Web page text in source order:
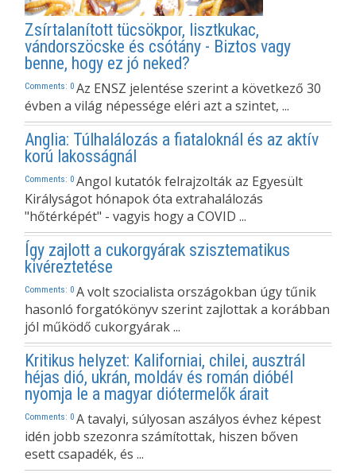
Zsírtalanított tücsökpor, lisztkukac,
vándorszöcske és csótány - Biztos vagy
benne, hogy ez jó neked?
Comments: 0 Az ENSZ jelentése szerint a következő 30
évben a világ népessége eléri azt a szintet, ...
Anglia: Túlhalálozás a fiataloknál és az aktív
korú lakosságnál
Comments: 0 Angol kutatók felrajzolták az Egyesült
Királyságot hónapok óta extrahalálozás
"hőtérképét" - vagyis hogy a COVID ...
Így zajlott a cukorgyárak szisztematikus
kivéreztetése
Comments: 0 A volt szocialista országokban úgy tűnik
hasonló forgatókönyv szerint zajlottak a korábban
jól működő cukorgyárak ...
Kritikus helyzet: Kaliforniai, chilei, ausztrál
héjas dió, ukrán, moldáv és román dióbél
nyomja le a magyar diótermelők árait
Comments: 0 A tavalyi, súlyosan aszályos évhez képest
idén jobb szezonra számítottak, hiszen bőven
esett csapadék, és ...